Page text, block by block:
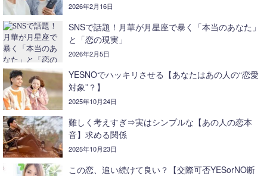
2026年2月16日
SNSで話題！月華が月星座で暴く「本当のあなた」
と「恋の現実」
2026年2月5日
YESNOでハッキリさせる【あなたはあの人の“恋愛
対象”？】
2025年10月24日
難しく考えすぎ⇒実はシンプルな【あの人の恋本
音】求める関係
2025年10月23日
この恋、追い続けて良い？【交際可否YESorNO断